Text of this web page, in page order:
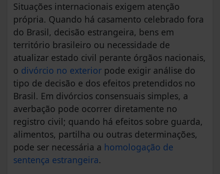
Situações internacionais exigem atenção
própria. Quando há casamento celebrado fora
do Brasil, decisão estrangeira, bens em
território brasileiro ou necessidade de
atualizar estado civil perante órgãos nacionais,
o divórcio no exterior pode exigir análise do
tipo de decisão e dos efeitos pretendidos no
Brasil. Em divórcios consensuais simples, a
averbação pode ocorrer diretamente no
registro civil; quando há efeitos sobre guarda,
alimentos, partilha ou outras determinações,
pode ser necessária a homologação de
sentença estrangeira.